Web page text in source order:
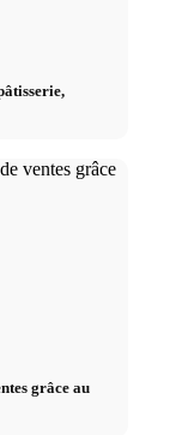
grâce au